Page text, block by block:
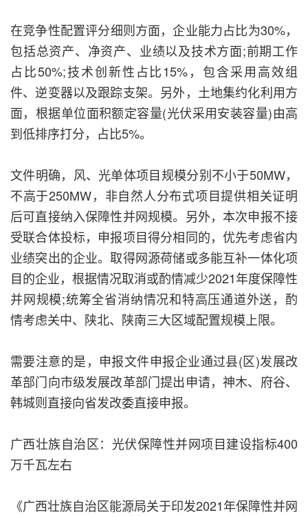
在竞争性配置评分细则方面，企业能力占比为30%，
包括总资产、净资产、业绩以及技术方面;前期工作
占比50%;技术创新性占比15%，包含采用高效组
件、逆变器以及跟踪支架。另外，土地集约化利用方
面，根据单位面积额定容量(光伏采用安装容量)由高
到低排序打分，占比5%。
文件明确，风、光单体项目规模分别不小于50MW，
不高于250MW，非自然人分布式项目提供相关证明
后可直接纳入保障性并网规模。另外，本次申报不接
受联合体投标，申报项目得分相同的，优先考虑省内
业绩突出的企业。取得网源荷储或多能互补一体化项
目的企业，根据情况取消或酌情减少2021年度保障性
并网规模;统筹全省消纳情况和特高压通道外送，酌
情考虑关中、陕北、陕南三大区域配置规模上限。
需要注意的是，申报文件申报企业通过县(区)发展改
革部门向市级发展改革部门提出申请，神木、府谷、
韩城则直接向省发改委直接申报。
广西壮族自治区：光伏保障性并网项目建设指标400
万千瓦左右
《广西壮族自治区能源局关于印发2021年保障性并网